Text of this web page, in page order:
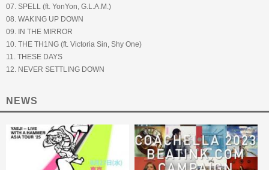
07. SPELL (ft. YonYon, G.L.A.M.)
08. WAKING UP DOWN
09. IN THE MIRROR
10. THE TH1NG (ft. Victoria Sin, Shy One)
11. THESE DAYS
12. NEVER SETTLING DOWN
NEWS